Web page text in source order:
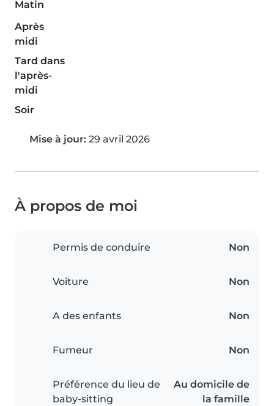
Matin
Après
midi
Tard dans
l'après-
midi
Soir
Mise à jour: 29 avril 2026
À propos de moi
Permis de conduire Non
Voiture Non
A des enfants Non
Fumeur Non
Préférence du lieu de
baby-sitting
Au domicile de
la famille